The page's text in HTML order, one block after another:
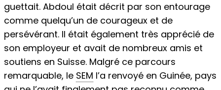
guettait. Abdoul était décrit par son entourage
comme quelqu’un de courageux et de
persévérant. Il était également très apprécié de
son employeur et avait de nombreux amis et
soutiens en Suisse. Malgré ce parcours
remarquable, le SEM l’a renvoyé en Guinée, pays